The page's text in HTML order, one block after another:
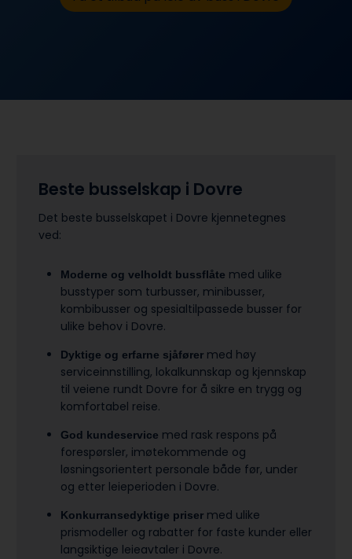
Beste busselskap i Dovre
Det beste busselskapet i Dovre kjennetegnes
ved:
Moderne og velholdt bussflåte med ulike
busstyper som turbusser, minibusser,
kombibusser og spesialtilpassede busser for
ulike behov i Dovre.
Dyktige og erfarne sjåfører med høy
serviceinnstilling, lokalkunnskap og kjennskap
til veiene rundt Dovre for å sikre en trygg og
komfortabel reise.
God kundeservice med rask respons på
forespørsler, imøtekommende og
løsningsorientert personale både før, under
og etter leieperioden i Dovre.
Konkurransedyktige priser med ulike
prismodeller og rabatter for faste kunder eller
langsiktige leieavtaler i Dovre.